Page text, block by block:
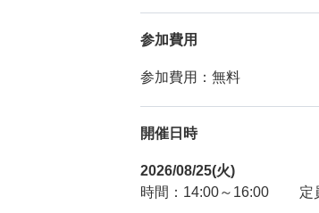
参加費用
参加費用：無料
開催日時
2026/08/25(火)
時間：14:00～16:00
定